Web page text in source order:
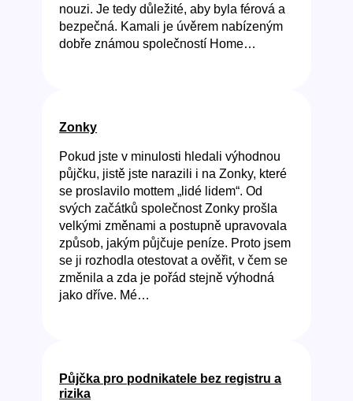
nouzi. Je tedy důležité, aby byla férová a
bezpečná. Kamali je úvěrem nabízeným
dobře známou společností Home…
Zonky
Pokud jste v minulosti hledali výhodnou
půjčku, jistě jste narazili i na Zonky, které
se proslavilo mottem „lidé lidem“. Od
svých začátků společnost Zonky prošla
velkými změnami a postupně upravovala
způsob, jakým půjčuje peníze. Proto jsem
se ji rozhodla otestovat a ověřit, v čem se
změnila a zda je pořád stejně výhodná
jako dříve. Mé…
Půjčka pro podnikatele bez registru a
rizika